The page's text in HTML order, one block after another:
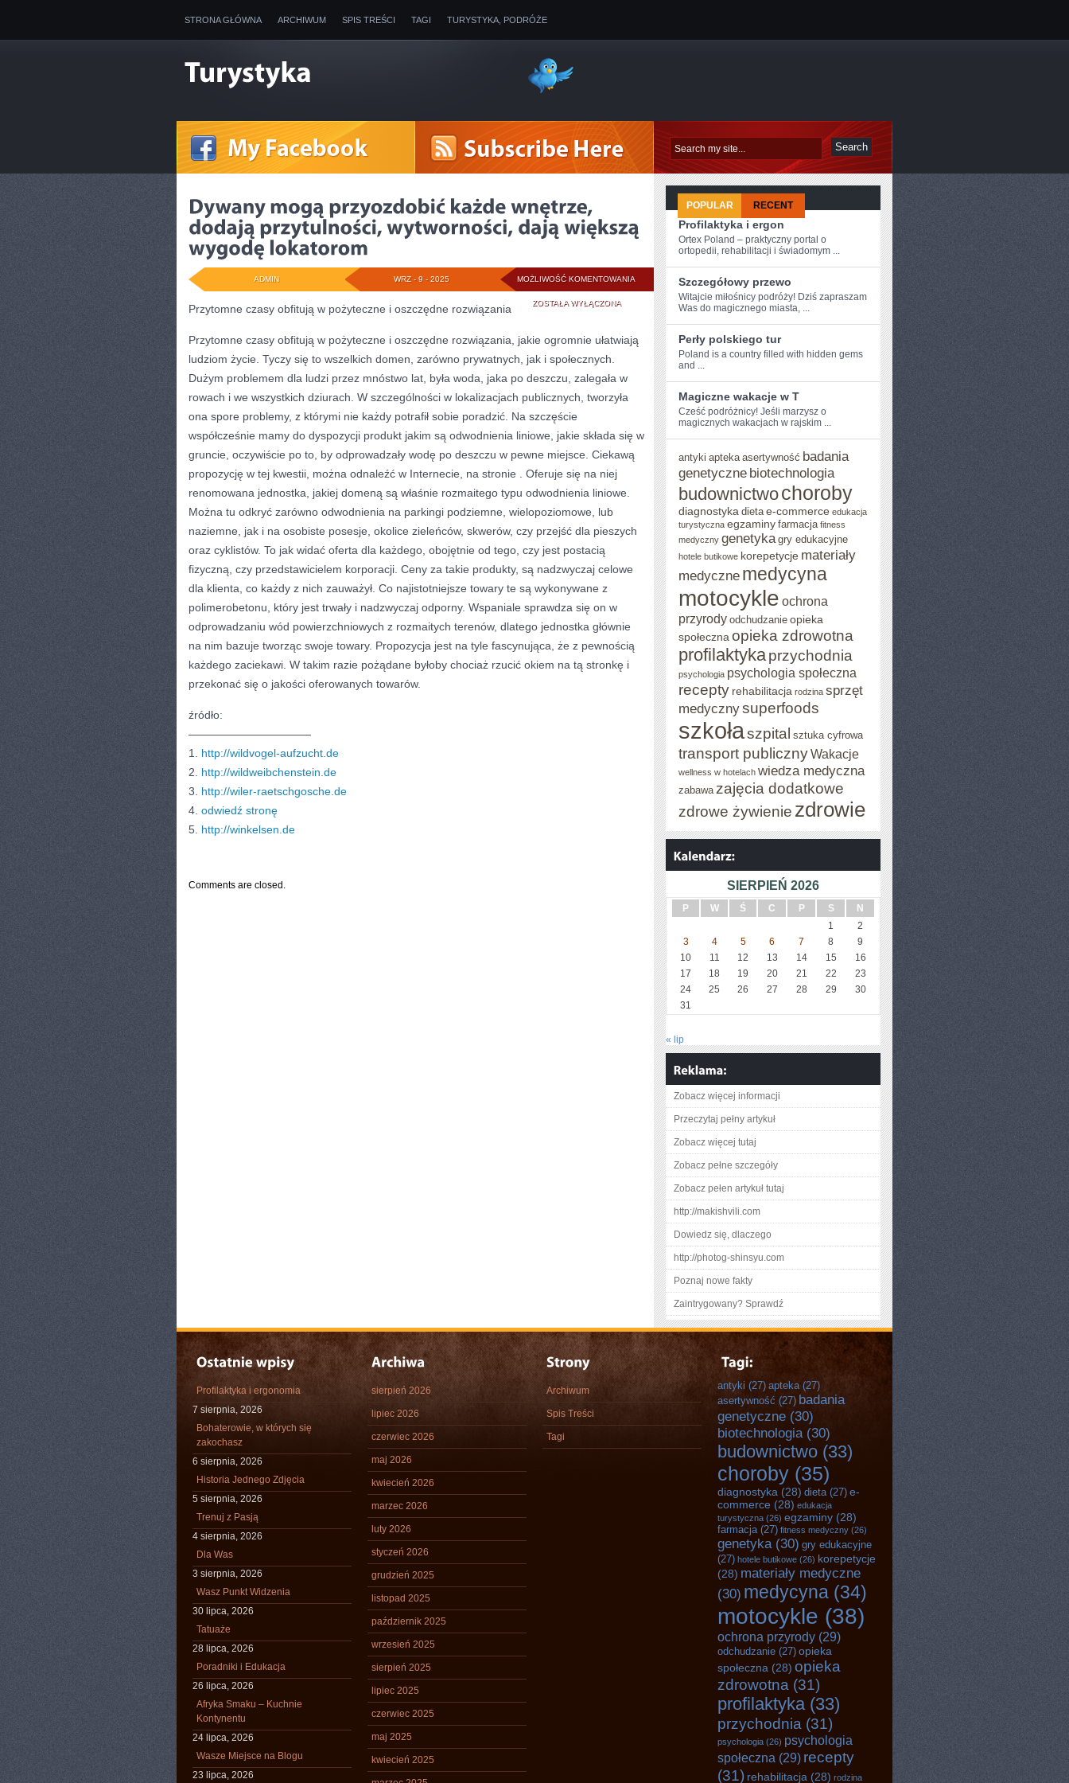
STRONA GŁÓWNA ARCHIWUM SPIS TREŚCI TAGI TURYSTYKA, PODRÓŻE
MOŻLIWOŚĆ KOMENTOWANIA DYWANY
MOGĄ
PRZYOZDOBIĆ
KAŻDE
WNĘTRZE,
DODAJĄ
PRZYTULNOŚCI,
WYTWORNOŚCI,
DAJĄ
WIĘKSZĄ
WYGODĘ
LOKATOROM
ZOSTAŁA WYŁĄCZONA
WRZ - 9 - 2025
ADMIN
Przytomne czasy obfitują w pożyteczne i oszczędne rozwiązania
Przytomne czasy obfitują w pożyteczne i oszczędne rozwiązania, jakie ogromnie ułatwiają
ludziom życie. Tyczy się to wszelkich domen, zarówno prywatnych, jak i społecznych.
Dużym problemem dla ludzi przez mnóstwo lat, była woda, jaka po deszczu, zalegała w
rowach i we wszystkich dziurach. W szczególności w lokalizacjach publicznych, tworzyła
ona spore problemy, z którymi nie każdy potrafił sobie poradzić. Na szczęście
współcześnie mamy do dyspozycji produkt jakim są odwodnienia liniowe, jakie składa się w
gruncie, oczywiście po to, by odprowadzały wodę po deszczu w pewne miejsce. Ciekawą
propozycję w tej kwestii, można odnaleźć w Internecie, na stronie
. Oferuje się na niej
renomowana jednostka, jakiej domeną są właśnie rozmaitego typu odwodnienia liniowe.
Można tu odkryć zarówno odwodnienia na parkingi podziemne, wielopoziomowe, lub
naziemne, jak i na osobiste posesje, okolice zieleńców, skwerów, czy przejść dla pieszych
oraz cyklistów. To jak widać oferta dla każdego, obojętnie od tego, czy jest postacią
fizyczną, czy przedstawicielem korporacji. Ceny za takie produkty, są nadzwyczaj celowe
dla klienta, co każdy z nich zauważył. Co najistotniejsze towary te są wykonywane z
polimerobetonu, który jest trwały i nadzwyczaj odporny. Wspaniale sprawdza się on w
odprowadzaniu wód powierzchniowych z rozmaitych terenów, dlatego jednostka głównie
na nim bazuje tworząc swoje towary. Propozycja jest na tyle fascynująca, że z pewnością
każdego zaciekawi. W takim razie pożądane byłoby chociaż rzucić okiem na tą stronkę i
przekonać się o jakości oferowanych towarów.
źródło:
———————————
1. http://wildvogel-aufzucht.de
2. http://wildweibchenstein.de
3. http://wiler-raetschgosche.de
4. odwiedź stronę
5. http://winkelsen.de
Comments are closed.
POPULAR RECENT
Profilaktyka i ergon
Ortex Poland – praktyczny portal o
ortopedii, rehabilitacji i świadomym ...
Szczegółowy przewo
Witajcie ⁢miłośnicy podróży! Dziś zapraszam
Was do magicznego miasta, ...
Perły polskiego tur
Poland is a country filled with hidden⁤ gems
and ...
Magiczne wakacje w T
Cześć⁢ podróżnicy! Jeśli marzysz o⁤
magicznych wakacjach w ⁣rajskim ...
antyki apteka asertywność badania
genetyczne biotechnologia
budownictwochoroby
diagnostyka dieta e-commerce edukacja
turystyczna egzaminy farmacja fitness
medyczny genetyka gry edukacyjne
hotele butikowe korepetycje materiały
medyczne medycyna
motocykle ochrona
przyrody odchudzanie opieka
społeczna opieka zdrowotna
profilaktykaprzychodnia
psychologia psychologia społeczna
recepty rehabilitacja rodzina sprzęt
medycznysuperfoods
szkołaszpital sztuka cyfrowa
transport publicznyWakacje
wellness w hotelach wiedza medyczna
zabawa zajęcia dodatkowe
zdrowe żywienie zdrowie
SIERPIEŃ 2026
P W Ś C P S
N
1
2
3
4 5 6 7 8
9
10
11 12 13 14 15
16
17
18 19 20 21 22
23
24
25 26 27 28 29
30
31
« lip
Zobacz więcej informacji
Przeczytaj pełny artykuł
Zobacz więcej tutaj
Zobacz pełne szczegóły
Zobacz pełen artykuł tutaj
http://makishvili.com
Dowiedz się, dlaczego
http://photog-shinsyu.com
Poznaj nowe fakty
Zaintrygowany? Sprawdź
Profilaktyka i ergonomia
7 sierpnia, 2026
Bohaterowie, w których się
zakochasz
6 sierpnia, 2026
Historia Jednego Zdjęcia
5 sierpnia, 2026
Trenuj z Pasją
4 sierpnia, 2026
Dla Was
3 sierpnia, 2026
Wasz Punkt Widzenia
30 lipca, 2026
Tatuaże
28 lipca, 2026
Poradniki i Edukacja
26 lipca, 2026
Afryka Smaku – Kuchnie
Kontynentu
24 lipca, 2026
Wasze Miejsce na Blogu
23 lipca, 2026
sierpień 2026
lipiec 2026
czerwiec 2026
maj 2026
kwiecień 2026
marzec 2026
luty 2026
styczeń 2026
grudzień 2025
listopad 2025
październik 2025
wrzesień 2025
sierpień 2025
lipiec 2025
czerwiec 2025
maj 2025
kwiecień 2025
Archiwum
Spis Treści
Tagi
antyki (27) apteka(27)
asertywność (27) badania
genetyczne (30)
biotechnologia(30)
budownictwo (33)
choroby (35)
diagnostyka (28) dieta(27) e-
commerce (28) edukacja
turystyczna (26) egzaminy (28)
farmacja(27) fitness medyczny (26)
genetyka(30) gry edukacyjne
(27) hotele butikowe (26) korepetycje
(28) materiały medyczne
(30) medycyna (34)
motocykle (38)
ochrona przyrody (29)
odchudzanie (27) opieka
społeczna (28) opieka
zdrowotna (31)
profilaktyka(33)
przychodnia (31)
psychologia (26) psychologia
społeczna (29) recepty
(31) rehabilitacja (28) rodzina